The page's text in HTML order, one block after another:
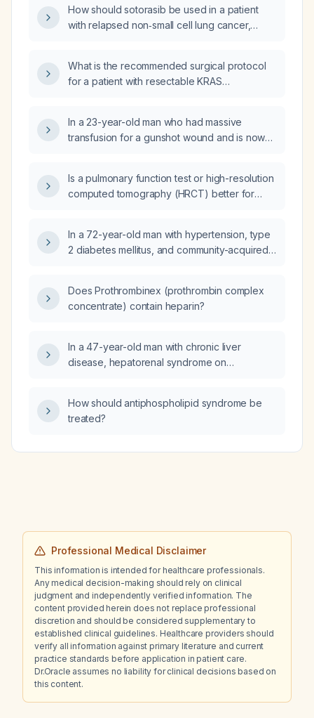
How should sotorasib be used in a patient
with relapsed non‑small cell lung cancer,
What is the recommended surgical protocol
for a patient with resectable KRAS
In a 23-year-old man who had massive
transfusion for a gunshot wound and is now
123 mm Hg, bicarbonate 44 mEq/L, base
excess +11 mEq/L. What is the most
Is a pulmonary function test or high-resolution
computed tomography (HRCT) better for
In a 72-year-old man with hypertension, type
2 diabetes mellitus, and community-acquired
of high-quality cardiopulmonary resuscitation
and an end-tidal CO₂ of 8 mm Hg without
most appropriate next step in management?
Does Prothrombinex (prothrombin complex
concentrate) contain heparin?
In a 47-year-old man with chronic liver
disease, hepatorenal syndrome on
with a positive Nikolsky sign but no blistering
or skin peeling, what is the most likely
How should antiphospholipid syndrome be
treated?
Professional Medical Disclaimer
This information is intended for healthcare professionals.
Any medical decision-making should rely on clinical
judgment and independently verified information. The
content provided herein does not replace professional
discretion and should be considered supplementary to
established clinical guidelines. Healthcare providers should
verify all information against primary literature and current
practice standards before application in patient care.
Dr.Oracle assumes no liability for clinical decisions based on
this content.